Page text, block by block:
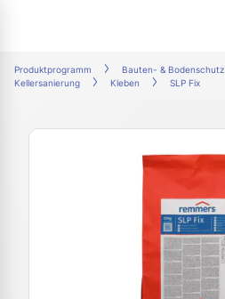
Produktprogramm Bauten- & Bodenschutz
Kellersanierung
Kleben SLP Fix